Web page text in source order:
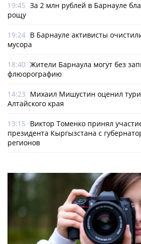
19:45 За 2 млн рублей в Барнауле
рощу
19:24 В Барнауле активисты
мусора
18:40 Жители Барнаула могут без
флюорографию
14:23 Михаил Мишустин оценил
Алтайского края
13:15 Виктор Томенко принял
президента Кыргызстана с
регионов